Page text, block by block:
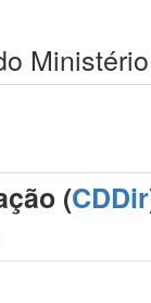
(CDDir